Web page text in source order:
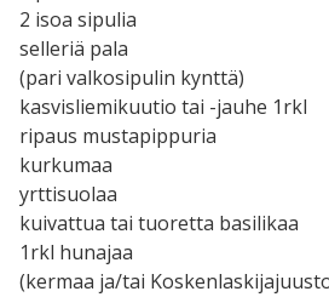
2 isoa sipulia
selleriä pala
(pari valkosipulin kynttä)
kasvisliemikuutio tai -jauhe 1rkl
ripaus mustapippuria
kurkumaa
yrttisuolaa
kuivattua tai tuoretta basilikaa
1rkl hunajaa
(kermaa ja/tai